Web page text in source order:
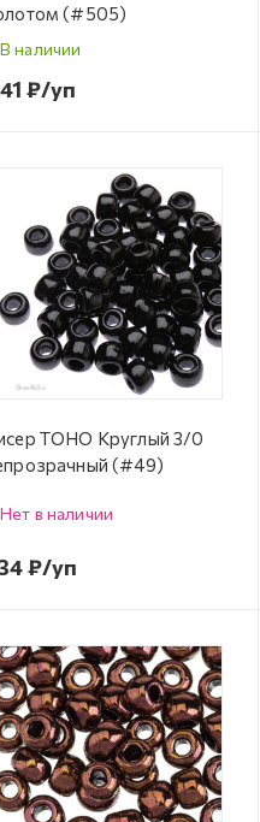
(#505)
В наличии
₽/уп
TOHO Круглый 3/0
(#49)
Нет в наличии
₽/уп